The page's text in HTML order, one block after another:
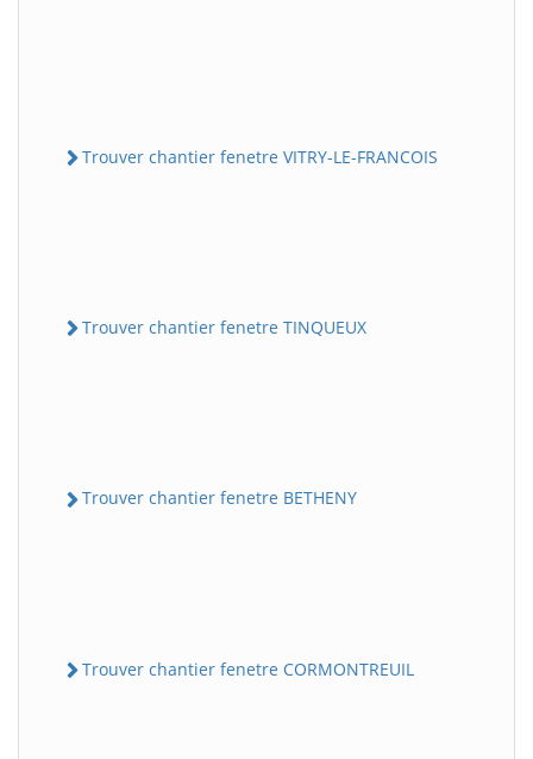
Trouver chantier fenetre VITRY-LE-FRANCOIS
Trouver chantier fenetre TINQUEUX
Trouver chantier fenetre BETHENY
Trouver chantier fenetre CORMONTREUIL